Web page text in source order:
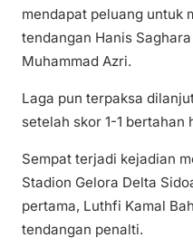
mendapat peluang untuk
tendangan Hanis
Muhammad Azri.
Laga pun terpaksa
setelah skor 1-1 bertahan
Sempat terjadi kejadian
Stadion Gelora Delta
pertama, Luthfi Kamal
tendangan penalti.